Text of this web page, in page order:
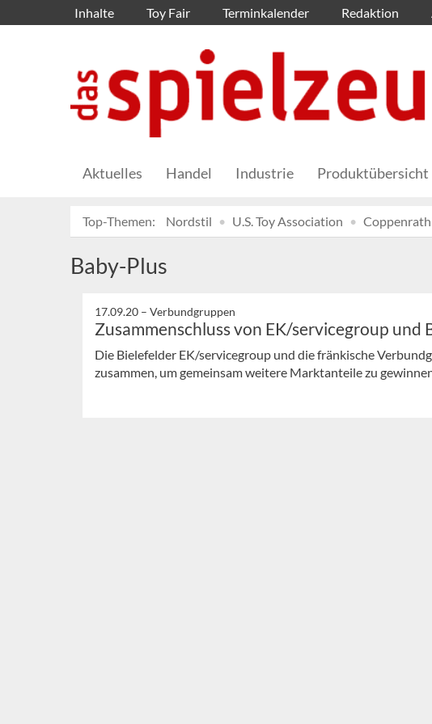
Inhalte Toy Fair Terminkalender Redaktion
Aktuelles Handel Industrie Produktübersicht
Top-Themen: Nordstil U.S. Toy Association
Baby-Plus
17.09.20 – Verbundgruppen
Zusammenschluss von EK/servicegroup und
Die Bielefelder EK/servicegroup und die fränkische
zusammen, um gemeinsam weitere Marktanteile zu